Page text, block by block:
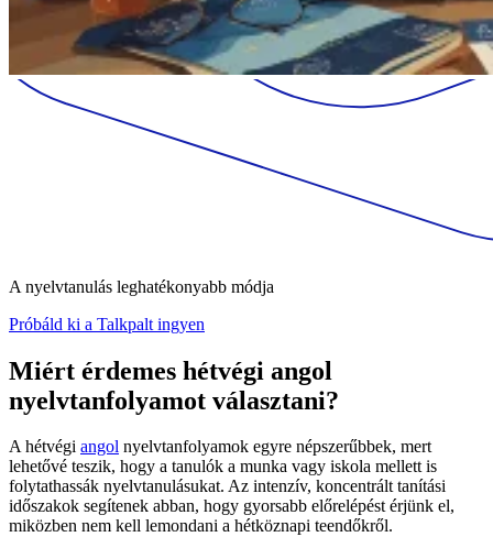
A nyelvtanulás leghatékonyabb módja
Próbáld ki a Talkpalt ingyen
Miért érdemes hétvégi angol
nyelvtanfolyamot választani?
A hétvégi angol nyelvtanfolyamok egyre népszerűbbek, mert
lehetővé teszik, hogy a tanulók a munka vagy iskola mellett is
folytathassák nyelvtanulásukat. Az intenzív, koncentrált tanítási
időszakok segítenek abban, hogy gyorsabb előrelépést érjünk el,
miközben nem kell lemondani a hétköznapi teendőkről.